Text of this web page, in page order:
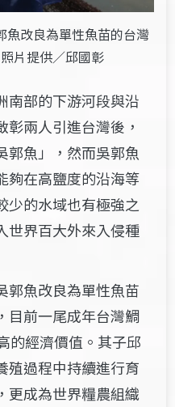
魚改良為單性魚苗的台灣
片提供／邱國彰
南部的下游河段與沿
兩人引進台灣後，
郭魚」，然而吳郭魚
夠在高鹽度的沿海等
少的水域也有極強之
世界百大外來入侵種
郭魚改良為單性魚苗
目前一尾成年台灣鯛
的經濟價值。其子邱
殖過程中持續進行育
更成為世界糧農組織